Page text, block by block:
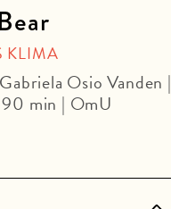
KLIMA
Osio Vanden |
min | OmU